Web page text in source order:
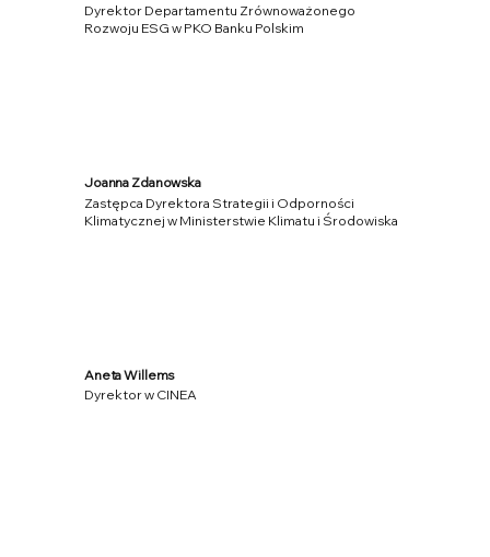
Dyrektor Departamentu Zrównoważonego
Rozwoju ESG w PKO Banku Polskim
Joanna Zdanowska
Zastępca Dyrektora Strategii i Odporności
Klimatycznej w Ministerstwie Klimatu i Środowiska
Aneta Willems
Dyrektor w CINEA